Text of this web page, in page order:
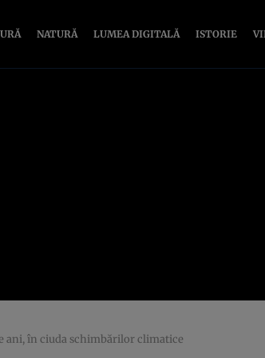
NATURĂ LUMEA DIGITALĂ ISTORIE
ani, în ciuda schimbărilor climatice